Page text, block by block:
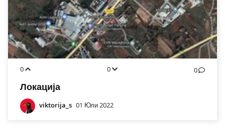
0 0 0
Локација
viktorija_s 01 Юли 2022